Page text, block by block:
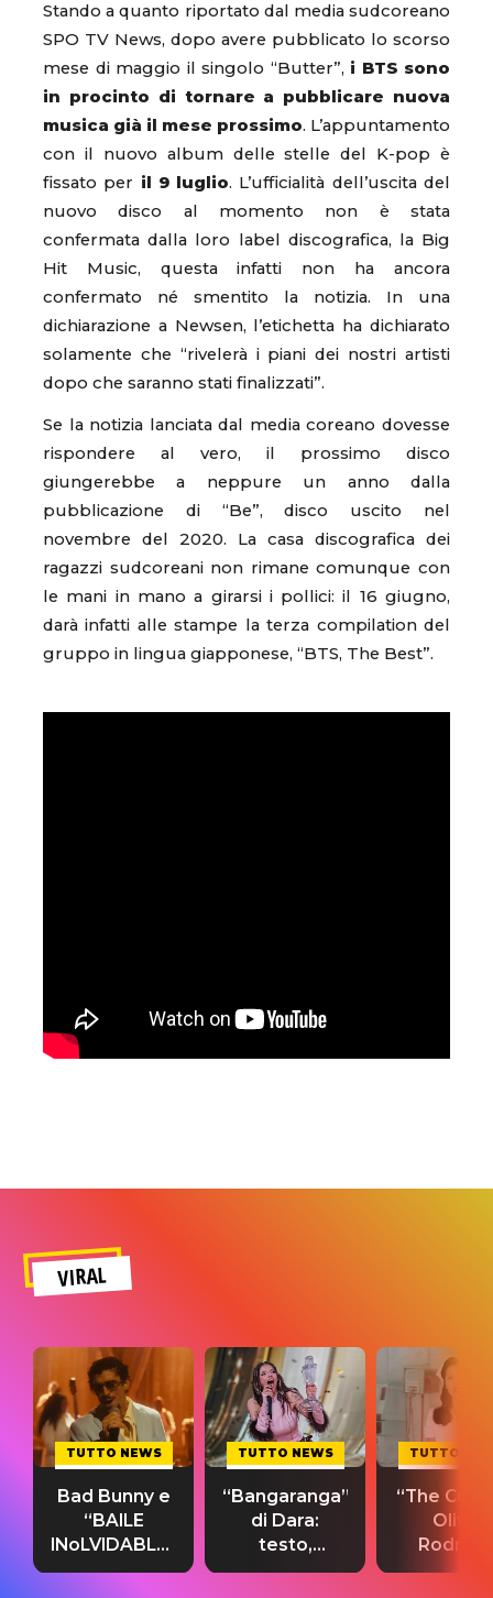
Stando a quanto riportato dal media sudcoreano
SPO TV News, dopo avere pubblicato lo scorso
mese di maggio il singolo “Butter”, i BTS sono
in procinto di tornare a pubblicare nuova
musica già il mese prossimo. L’appuntamento
con il nuovo album delle stelle del K-pop è
fissato per il 9 luglio. L’ufficialità dell’uscita del
nuovo disco al momento non è stata
confermata dalla loro label discografica, la Big
Hit Music, questa infatti non ha ancora
confermato né smentito la notizia. In una
dichiarazione a Newsen, l’etichetta ha dichiarato
solamente che “rivelerà i piani dei nostri artisti
dopo che saranno stati finalizzati”.
Se la notizia lanciata dal media coreano dovesse
rispondere al vero, il prossimo disco
giungerebbe a neppure un anno dalla
pubblicazione di “Be”, disco uscito nel
novembre del 2020. La casa discografica dei
ragazzi sudcoreani non rimane comunque con
le mani in mano a girarsi i pollici: il 16 giugno,
darà infatti alle stampe la terza compilation del
gruppo in lingua giapponese, “BTS, The Best”.
VIRAL
TUTTO NEWS
Bad Bunny e
“BAILE
INoLVIDABLE”:
testo,
TUTTO NEWS
“Bangaranga”
di Dara:
testo,
traduzione e
TUTTO
“The
Olivia
testo,